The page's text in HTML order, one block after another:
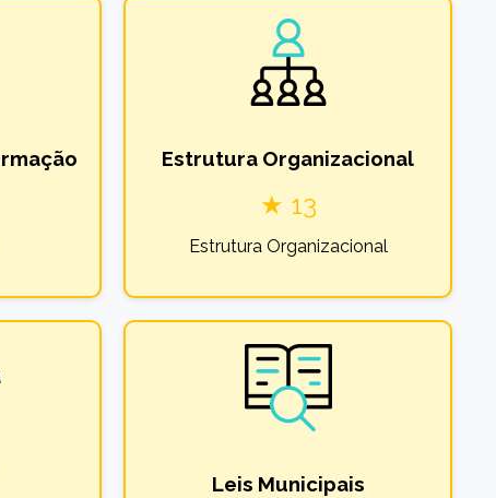
Estrutura Organizacional
★ 13
Estrutura Organizacional
Leis Municipais